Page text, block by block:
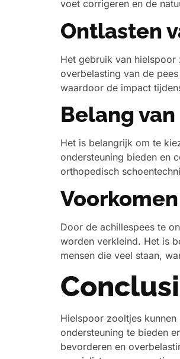
voet corrigeren en de
Ontlasten
Het gebruik van
overbelasting van de
waardoor de impact
Belang
Het is belangrijk om te
ondersteuning bieden en
orthopedisch
Door de achillespees te
worden verkleind. Het is
mensen die veel staan,
Hielspoor zooltjes
ondersteuning te bieden
bevorderen en